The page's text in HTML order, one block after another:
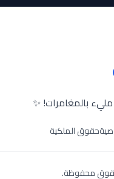
بالمغامرات! ✨
حقوق الملكية
محفوظة.